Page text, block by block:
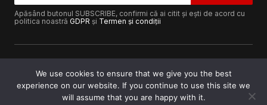
Apăsând butonul SUBSCRIBE, confirmi că ai citit și ești de acord cu
politica noastră GDPR și Termen și condiții
Copyright © 2017-2025Lugojeanul.ro· Toate drepturile
rezervate · Dezvoltat dePower Media FX
We use cookies to ensure that we give you the best
experience on our website. If you continue to use this site we
will assume that you are happy with it.